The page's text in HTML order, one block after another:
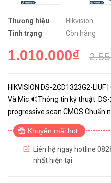
Thương hiệu
Hikvision
Tình trạng
Còn hàng
1.010.000₫
HIKVISION DS-2CD1323G2-
Và Mic 🔊Thông tin kỹ thuật DS-
progressive scan CMOS Chuẩn
Hỗ trợ 2 luồng dữ liệu Độ nhạy
Khuyến mãi hot
Liên hệ ngay hotline
nhất hiện tại